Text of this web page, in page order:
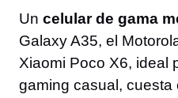
Un celular de gama
Galaxy A35, el
Xiaomi Poco X6, ideal
gaming casual, cuesta